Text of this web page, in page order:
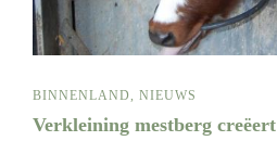
BINNENLAND, NIEUWS
Verkleining mestberg